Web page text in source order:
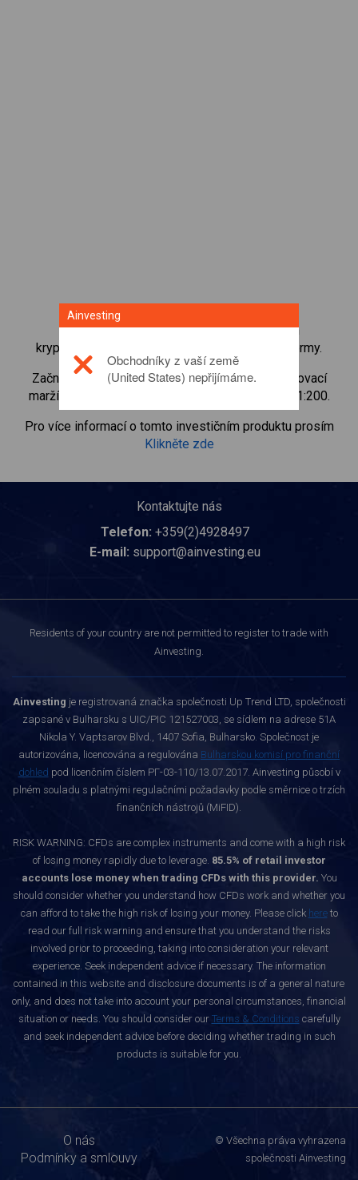
Získejte okamžitý přístup k nejoblíbenějším
kryptoměnám přímo z naší obchodní CFD platformy.
Začněte obchodovat CFD na0Xs minimální udržovací
marží, nejlepším prováděním příkazů a pákou až 1:200.
Pro více informací o tomto investičním produktu prosím
Klikněte zde
Kontaktujte nás
Telefon: +359(2)4928497
E-mail: support@ainvesting.eu
Residents of your country are not permitted to register to trade with
Ainvesting.
Ainvesting je registrovaná značka společnosti Up Trend LTD, společnosti
zapsané v Bulharsku s UIC/PIC 121527003, se sídlem na adrese 51A
Nikola Y. Vaptsarov Blvd., 1407 Sofia, Bulharsko. Společnost je
autorizována, licencována a regulována Bulharskou komisí pro finanční
dohled pod licenčním číslem РГ-03-110/13.07.2017. Ainvesting působí v
plném souladu s platnými regulačními požadavky podle směrnice o trzích
finančních nástrojů (MiFID).
RISK WARNING: CFDs are complex instruments and come with a high risk
of losing money rapidly due to leverage. 85.5% of retail investor
accounts lose money when trading CFDs with this provider. You
should consider whether you understand how CFDs work and whether you
can afford to take the high risk of losing your money. Please click hereto
read our full risk warning and ensure that you understand the risks
involved prior to proceeding, taking into consideration your relevant
experience. Seek independent advice if necessary. The information
contained in this website and disclosure documents is of a general nature
only, and does not take into account your personal circumstances, financial
situation or needs. You should consider our Terms & Conditions carefully
and seek independent advice before deciding whether trading in such
products is suitable for you.
O nás
Podmínky a smlouvy
© Všechna práva vyhrazena
společnosti Ainvesting
Ainvesting
Obchodníky z vaší země
(United States) nepřijímáme.